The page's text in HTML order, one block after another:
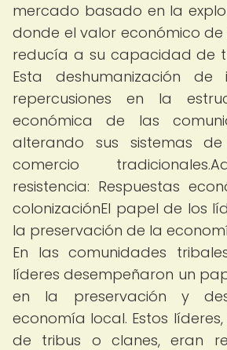
mercado basado en la
donde el valor económico de
reducía a su capacidad de
Esta deshumanización de
repercusiones en la
económica de las
alterando sus sistemas
comercio
resistencia: Respuestas
colonizaciónEl papel de los
la preservación de la
En las comunidades
líderes desempeñaron un
en la preservación y
economía local. Estos
de tribus o clanes, eran